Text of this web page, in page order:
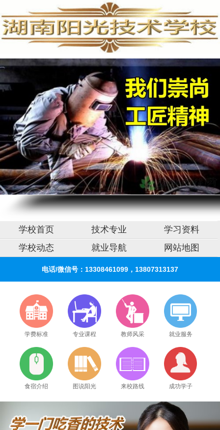
手机维修培训,手机维修培训学校,手机维修培训班
学校首页 技术专业
学习资料
学校动态
就业导航 网站地图
电话/微信号：13308461099，13807313137
学费标准 专业课程 教师风采 就业服务
食宿介绍 图说阳光 来校路线 成功学子